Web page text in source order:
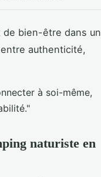
de bien-être dans un
authenticité,
à soi-même,
naturiste en